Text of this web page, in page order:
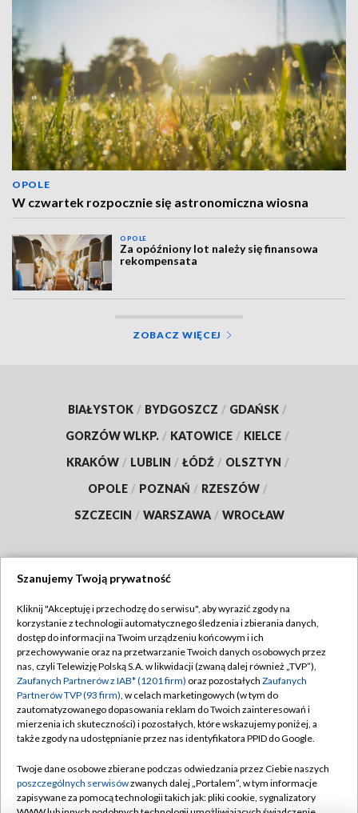
OPOLE
W czwartek rozpocznie się astronomiczna wiosna
OPOLE
Za opóźniony lot należy się finansowa
rekompensata
ZOBACZ WIĘCEJ
BIAŁYSTOK / BYDGOSZCZ / GDAŃSK /
GORZÓW WLKP. / KATOWICE / KIELCE /
KRAKÓW / LUBLIN / ŁÓDŹ / OLSZTYN /
OPOLE / POZNAŃ / RZESZÓW /
SZCZECIN / WARSZAWA / WROCŁAW
TVP
Abonament TVP
Emisja w TVP
Centrum informacji TVP
Naziemna Telewizja Cyfrowa
Rada Programowa
System NOS
Regulamin TVP
Polityka prywatności
Moje zgody
Pomoc
Kontakt
Szanujemy Twoją prywatność
Kliknij "Akceptuję i przechodzę do serwisu", aby wyrazić zgody na
korzystanie z technologii automatycznego śledzenia i zbierania danych,
dostęp do informacji na Twoim urządzeniu końcowym i ich
przechowywanie oraz na przetwarzanie Twoich danych osobowych przez
nas, czyli Telewizję Polską S.A. w likwidacji (zwaną dalej również „TVP”),
Zaufanych Partnerów z IAB* (1201 firm) oraz pozostałych Zaufanych
Partnerów TVP (93 firm), w celach marketingowych (w tym do
zautomatyzowanego dopasowania reklam do Twoich zainteresowań i
mierzenia ich skuteczności) i pozostałych, które wskazujemy poniżej, a
także zgody na udostępnianie przez nas identyfikatora PPID do Google.
Twoje dane osobowe zbierane podczas odwiedzania przez Ciebie naszych
poszczególnych serwisówzwanych dalej „Portalem”, w tym informacje
zapisywane za pomocą technologii takich jak: pliki cookie, sygnalizatory